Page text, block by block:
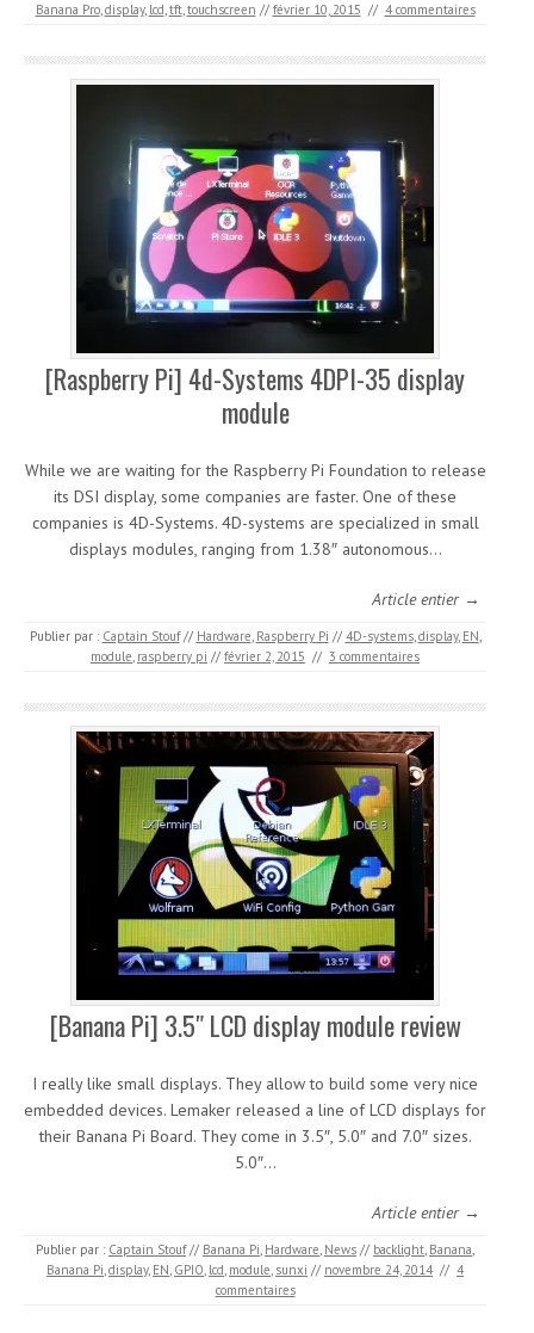
Banana Pro,display, lcd,tft,touchscreen // février 10, 2015 // 4 commentaires
[Raspberry Pi] 4d-Systems 4DPI-35 display
module
While we are waiting for the Raspberry Pi Foundation to release
its DSI display, some companies are faster. One of these
companies is 4D-Systems. 4D-systems are specialized in small
displays modules, ranging from 1.38″ autonomous…
Article entier →
Publier par : Captain Stouf // Hardware, Raspberry Pi // 4D-systems,display, EN,
module, raspberry pi // février 2, 2015 // 3 commentaires
[Banana Pi] 3.5″ LCD display module review
I really like small displays. They allow to build some very nice
embedded devices. Lemaker released a line of LCD displays for
their Banana Pi Board. They come in 3.5″, 5.0″ and 7.0″ sizes.
5.0″…
Article entier →
Publier par : Captain Stouf // Banana Pi, Hardware, News // backlight, Banana,
Banana Pi,display, EN, GPIO, lcd, module, sunxi // novembre 24, 2014 // 4
commentaires